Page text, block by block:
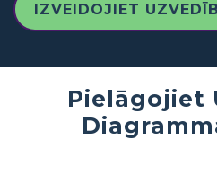
IZVEIDOJIET
Pielāgojiet